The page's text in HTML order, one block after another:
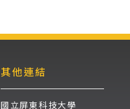
其他連結
國立屏東科技大學